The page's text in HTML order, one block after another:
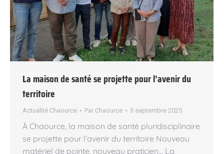
La maison de santé se projette pour l’avenir du
territoire
Actualité Chaource Par Chaource 3 septembre 2025
À Chaource, la maison de santé pluridisciplinaire
se projette pour l’avenir du territoire Nouveau
matériel de pointe, nouveau praticien… La